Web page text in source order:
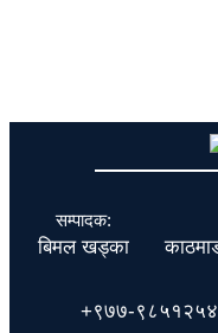
सम्पादक:
बिमल खड्का
+९७७-